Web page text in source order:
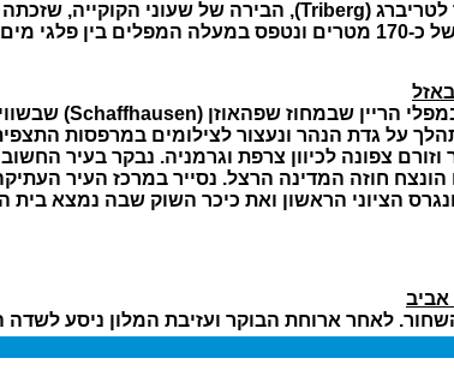
נשוב למלוננו.
צפונה לכיוון צרפת וגרמניה. נבקר בעיר
חוזה המדינה הרצל. נסייר במרכז העיר
הציוני הראשון ואת כיכר השוק שבה נמצא בית
לאחר ארוחת הבוקר ועזיבת המלון ניסע